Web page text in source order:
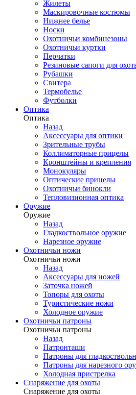
Жилеты
Маскировочные костюмы
Нижнее белье
Носки
Охотничьи комбинезоны
Охотничьи куртки
Перчатки
Резиновые сапоги для
Рубашки
Свитера
Термобелье
Футболки
Оптика
Оптика
Назад
Аксессуары для оптики
Зрительные трубы
Коллиматорные прицелы
Кронштейны и крепления
Монокуляры
Оптические прицелы
Охотничьи бинокли
Тепловизионная оптика
Оружие
Оружие
Назад
Гладкоствольное оружие
Нарезное оружие
Охотничьи ножи
Охотничьи ножи
Назад
Аксессуары для ножей
Заточка ножей
Топоры для охоты
Туристические ножи
Холодное оружие
Охотничьи патроны
Охотничьи патроны
Назад
Патронташи
Патроны для
Патроны для нарезного
Холодная пристрелка
Снаряжение для охоты
Снаряжение для охоты